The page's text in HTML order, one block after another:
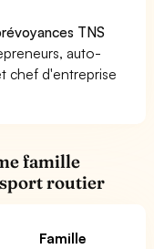
TNS
auto-
chef d'entreprise
famille
routier
Famille